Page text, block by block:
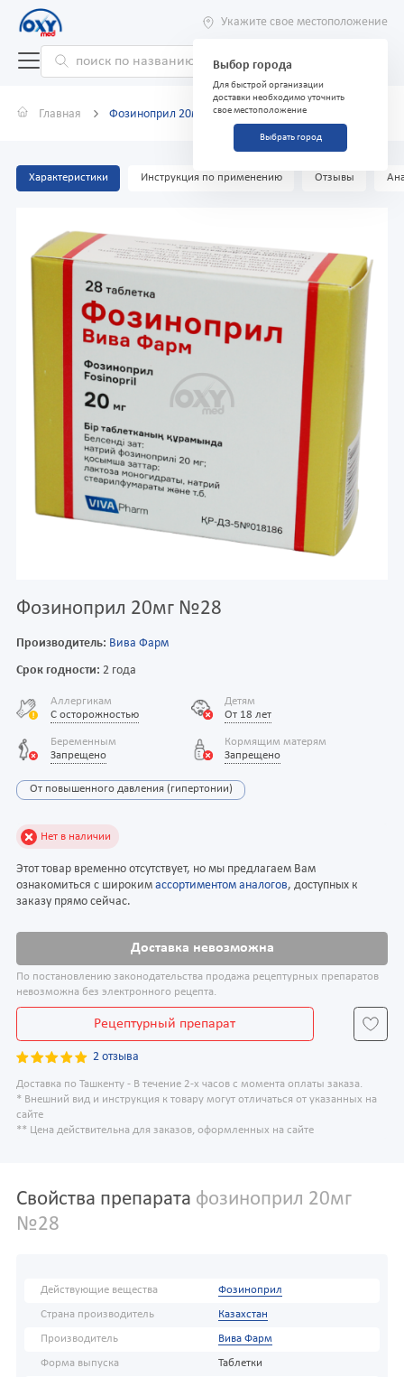
Укажите свое местоположение
Выбор города
Для быстрой организации
доставки необходимо уточнить
свое местоположение
Выбрать город
Главная Фозиноприл 20мг №28
Характеристики Инструкция по применению Отзывы
Фозиноприл 20мг №28
Производитель: Вива Фарм
Срок годности: 2 года
Аллергикам
С осторожностью
Детям
От 18 лет
Беременным
Запрещено
Кормящим матерям
Запрещено
От повышенного давления (гипертонии)
Нет в наличии
Этот товар временно отсутствует, но мы предлагаем Вам
ознакомиться с широким ассортиментом аналогов, доступных к
заказу прямо сейчас.
Доставка невозможна
По постановлению законодательства продажа рецептурных препаратов
невозможна без электронного рецепта.
Рецептурный препарат
2 отзыва
Доставка по Ташкенту - В течение 2-х часов с момента оплаты заказа.
* Внешний вид и инструкция к товару могут отличаться от указанных на
сайте
** Цена действительна для заказов, оформленных на сайте
Свойства препарата фозиноприл 20мг
№28
Действующие вещества Фозиноприл
Страна производитель Казахстан
Производитель Вива Фарм
Форма выпуска Таблетки